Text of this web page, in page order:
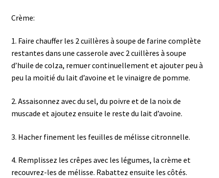
Crème:
1. Faire chauffer les 2 cuillères à soupe de farine complète
restantes dans une casserole avec 2 cuillères à soupe
d’huile de colza, remuer continuellement et ajouter peu à
peu la moitié du lait d’avoine et le vinaigre de pomme.
2. Assaisonnez avec du sel, du poivre et de la noix de
muscade et ajoutez ensuite le reste du lait d’avoine.
3. Hacher finement les feuilles de mélisse citronnelle.
4. Remplissez les crêpes avec les légumes, la crème et
recouvrez-les de mélisse. Rabattez ensuite les côtés.